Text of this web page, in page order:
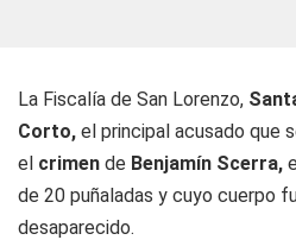
La Fiscalía de San Lorenzo,
Corto, el principal acusado que
el crimen de Benjamín Scerra,
de 20 puñaladas y cuyo cuerpo
desaparecido.